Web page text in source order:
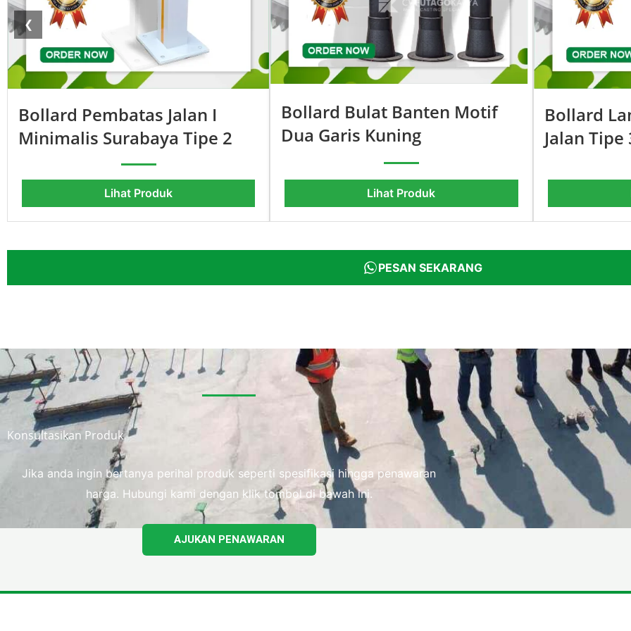
❮
Bollard Pembatas Jalan I
Minimalis Surabaya Tipe 2
Lihat Produk
Bollard Bulat Banten Motif
Dua Garis Kuning
Lihat Produk
Bollard
Jalan Tipe
PESAN SEKARANG
Konsultasikan Produk
Jika anda ingin bertanya perihal produk seperti spesifikasi hingga penawaran
harga. Hubungi kami dengan klik tombol di bawah ini.
AJUKAN PENAWARAN